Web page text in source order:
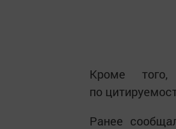
Кроме того,
по
Ранее